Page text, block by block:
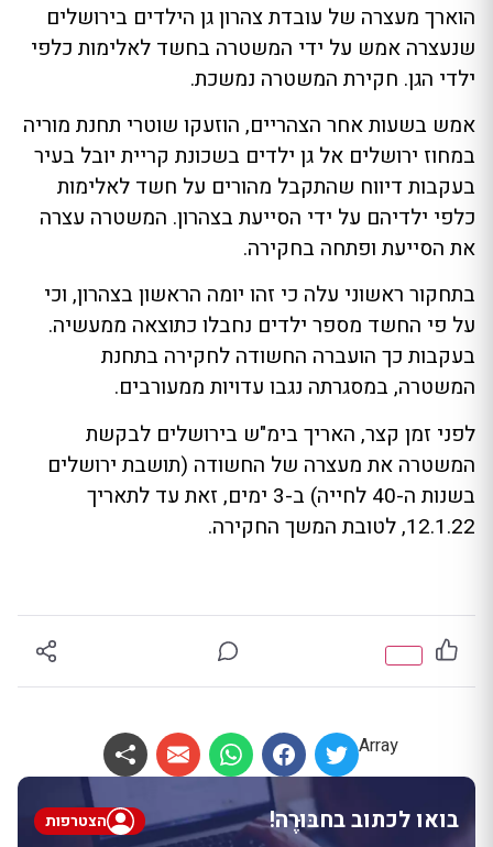
הוארך מעצרה של עובדת צהרון גן הילדים בירושלים
שנעצרה אמש על ידי המשטרה בחשד לאלימות כלפי
ילדי הגן. חקירת המשטרה נמשכת.
אמש בשעות אחר הצהריים, הוזעקו שוטרי תחנת מוריה
במחוז ירושלים אל גן ילדים בשכונת קריית יובל בעיר
בעקבות דיווח שהתקבל מהורים על חשד לאלימות
כלפי ילדיהם על ידי הסייעת בצהרון. המשטרה עצרה
את הסייעת ופתחה בחקירה.
בתחקור ראשוני עלה כי זהו יומה הראשון בצהרון, וכי
על פי החשד מספר ילדים נחבלו כתוצאה ממעשיה.
בעקבות כך הועברה החשודה לחקירה בתחנת
המשטרה, במסגרתה נגבו עדויות ממעורבים.
לפני זמן קצר, האריך בימ"ש בירושלים לבקשת
המשטרה את מעצרה של החשודה (תושבת ירושלים
בשנות ה-40 לחייה) ב-3 ימים, זאת עד לתאריך
12.1.22, לטובת המשך החקירה.
Array
בואו לכתוב בחבּוּרֶה! הצטרפות